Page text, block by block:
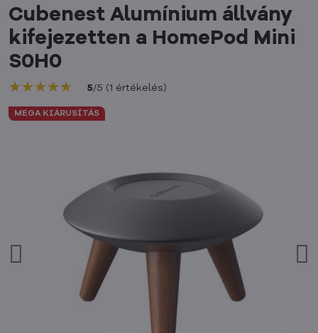
MEGA KIÁRUSÍTÁS
Cubenest Alumínium állvány
kifejezetten a HomePod Mini
S0H0
★★★★★
★★★★★
★★★★★ 5/5 (1 értékelés)